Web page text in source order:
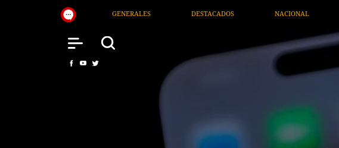
DESTACADOS NACIONAL SALUD INTERNACIONAL